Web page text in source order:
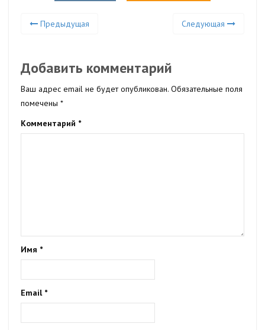
Предыдущая Следующая
Добавить комментарий
Ваш адрес email не будет опубликован. Обязательные поля
помечены *
Комментарий *
Имя *
Email *